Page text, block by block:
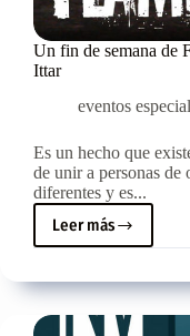
Un fin de semana de
Ittar
eventos
Es un hecho que
de unir a personas de
diferentes y es...
Leer más
Un
fin
semana
de